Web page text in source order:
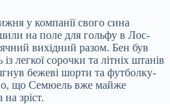
у компанії свого сина
на поле для гольфу в Лос-
вихідний разом. Бен був
легкої сорочки та літніх штанів
бежеві шорти та футболку-
що Семюель вже майже
зріст.